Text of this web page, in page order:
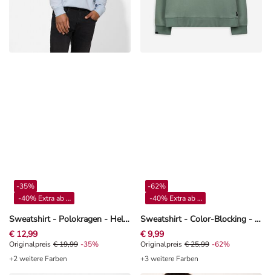
Sweatshirt - Polokragen - Hellblau
-35%
-40% Extra ab 4**
€ 12,99
Originalpreis € 19,99, Rabat -35%
Originalpreis € 19,99 -35%
+2 weitere Farben
Sweatshirt - Color-Blocking - Petrol
-62%
-40% Extra ab 4**
€ 9,99
Originalpreis € 25,99, Rabat -62%
Originalpreis € 25,99 -62%
+3 weitere Farben